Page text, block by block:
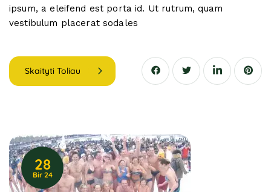
ipsum, a eleifend est porta id. Ut rutrum, quam
vestibulum placerat sodales
Skaityti Toliau
28
Bir 24